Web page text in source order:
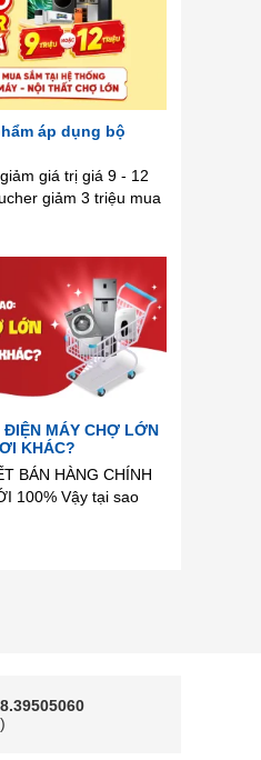
áp dụng bộ
giá trị giá 9 - 12
giảm 3 triệu mua
âm. Voucher giảm 1
bụi - Lọc không khí -
- Bộ
MÁY CHỢ LỚN
KHÁC?
BÁN HÀNG CHÍNH
100% Vậy tại sao
hơn nơi khác ? ...